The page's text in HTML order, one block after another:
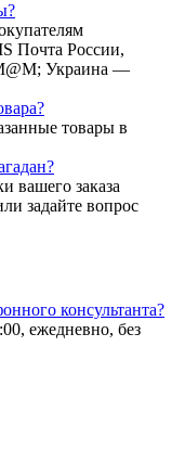
Почта России,
Украина —
товары в
вашего заказа
задайте вопрос
консультанта?
ежедневно, без